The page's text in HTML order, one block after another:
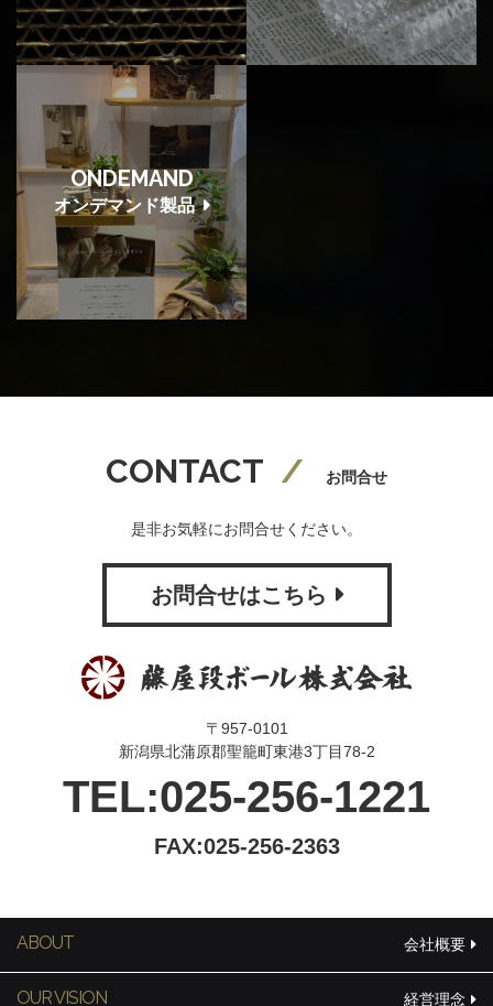
ONDEMAND
オンデマンド製品
CONTACT お問合せ
是非お気軽にお問合せください。
お問合せはこちら
〒957-0101
新潟県北蒲原郡聖籠町東港3丁目78-2
TEL:025-256-1221
FAX:025-256-2363
ABOUT 会社概要
OUR VISION 経営理念